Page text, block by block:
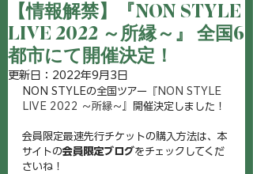
【情報解禁】『NON STYLE
LIVE 2022 ～所縁～』 全国6
都市にて開催決定！
更新日： 2022年9月3日
NON STYLEの全国ツアー 『NON STYLE
LIVE 2022 ～所縁～』
開催決定しました！
会員限定最速先行チケットの購入方法は、本
サイトの会員限定ブログをチェックしてくだ
さいね！